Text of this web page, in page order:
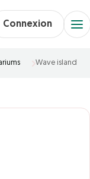
Connexion
Wave island